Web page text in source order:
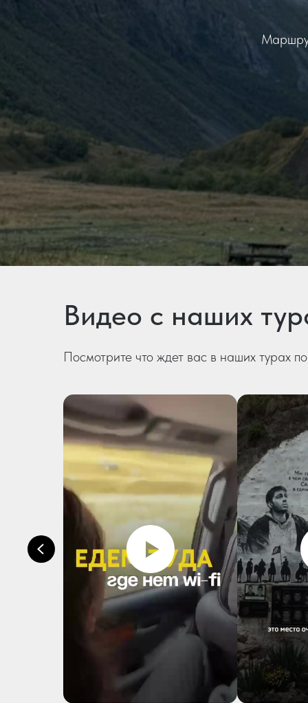
Видео с наших
Посмотрите что ждет вас в наших турах